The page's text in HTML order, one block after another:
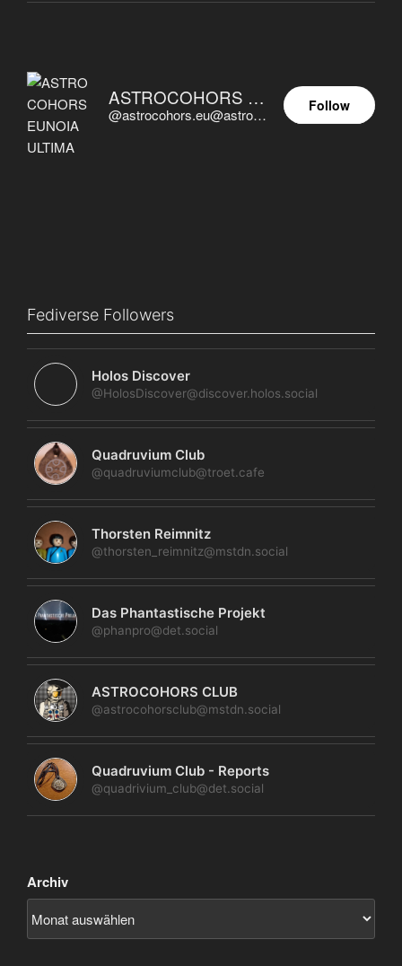
ASTROCOHORS EUNOIA ULTIMA
@astrocohors.eu@astrocohors.eu
Follow
Fediverse Followers
Holos Discover
@HolosDiscover@discover.holos.social
Quadruvium Club
@quadruviumclub@troet.cafe
Thorsten Reimnitz
@thorsten_reimnitz@mstdn.social
Das Phantastische Projekt
@phanpro@det.social
ASTROCOHORS CLUB
@astrocohorsclub@mstdn.social
Quadruvium Club - Reports
@quadrivium_club@det.social
Archiv